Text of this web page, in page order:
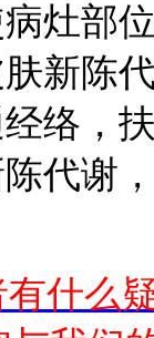
灶部
新陈
络，
代谢
什么